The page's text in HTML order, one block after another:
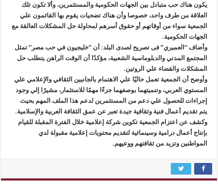
يكون هناك حب متبادل بين الجهات الحكومية والمستثمرين، وألا تكون تلك
العلاقة من طرف واحد، خصوصا وأن هناك تضحيات يقوم بها القائمون علي
الجمعية سواء من أوقاتهم أو حقوق أسرهم لمحاولة حل المشكلات العالقة مع
الجهات الحكومية.
وأضاف “العميري” فى تصريح لصدى البلد: أن “خليجيون في حب مصر” تمثل
المجتمع المدني والدبلوماسية الشعبية، مؤكدًا أن الوقت الراهن يتطلب حل
المشكلات والقضاء علي الروتين.
وأوضح أن الجمعية تعمل حاليًا علي الاهتمام بالجانبين الثقافي والإعلامي علي
المستوي العربي، وتنميتهما بوصفهما جزءًا مهمًا للاستثمار، مشيرًا إلي وجود
إجراءات للحصول علي دعم من المستثمرين لدعم هذا الملف المهم بحيث
يتم تقديم أعمال فنية وثقافية جيدة تعبر عن عمق الثقافة العربية والإسلامية.
وكشف عن اعتزام الجمعية تكوين شركة إعلامية خلال الفترة المقبلة للقيام
بإنتاج أعمال درامية وسينمائية لتقديم محتويات إعلامية مقبولة لدي
المواطنين وتزيد من ثقافتهم ووعيهم.